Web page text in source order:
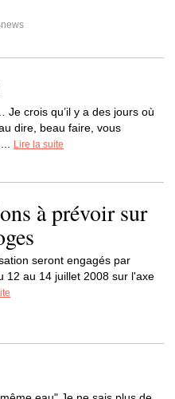
crois qu’il y a des jours où
dire, beau faire, vous
Lire la suite
à prévoir sur
seront engagés par
12 au 14 juillet 2008 sur l'axe